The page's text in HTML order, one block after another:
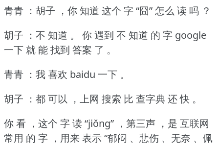
青青 ：胡子 ，你 知道 这个 字 “囧” 怎么 读 吗 ？
胡子 ：不 知道 。
你 遇到 不 知道 的 字 google
一下 就 能 找到 答案 了 。
青青 ：我 喜欢 baidu 一下 。
胡子 ：都 可以 ，上网 搜索 比 查字典 还 快 。
你 看 ，这个 字 读 “jiǒng” ，第三声 ，是 互联网
常用 的 字 ，用来 表示 “郁闷 、悲伤 、无奈 、佩